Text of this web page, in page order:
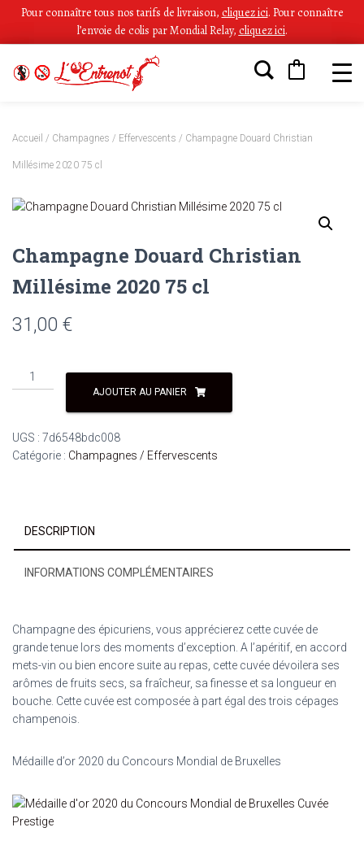
Pour connaître tous nos tarifs de livraison, cliquez ici. Pour connaître
l’envoie de colis par Mondial Relay, cliquez ici.
Accueil / Champagnes / Effervescents / Champagne Douard Christian
Millésime 2020 75 cl
Champagne Douard Christian
Millésime 2020 75 cl
31,00 €
AJOUTER AU PANIER
UGS : 7d6548bdc008
Catégorie : Champagnes / Effervescents
DESCRIPTION
INFORMATIONS COMPLÉMENTAIRES
Champagne des épicuriens, vous apprécierez cette cuvée de
grande tenue lors des moments d’exception. A l’apéritif, en accord
mets-vin ou bien encore suite au repas, cette cuvée dévoilera ses
arômes de fruits secs, sa fraîcheur, sa finesse et sa longueur en
bouche. Cette cuvée est composée à part égal des trois cépages
champenois.
Médaille d’or 2020 du Concours Mondial de Bruxelles